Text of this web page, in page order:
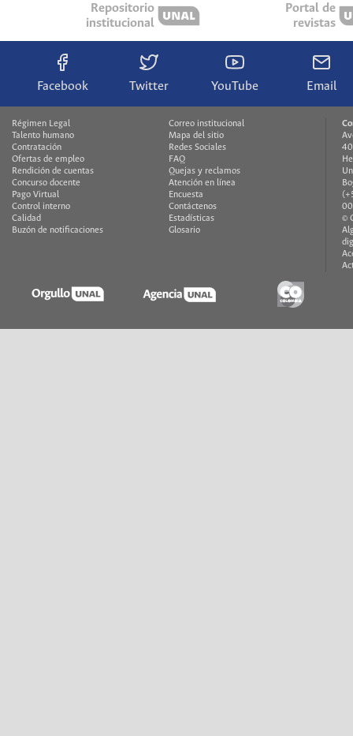
Repositorio
institucional
Portal de
revistas
Facebook Twitter YouTube Email
Régimen Legal
Talento humano
Contratación
Ofertas de empleo
Rendición de cuentas
Concurso docente
Pago Virtual
Control interno
Calidad
Buzón de notificaciones
Correo institucional
Mapa del sitio
Redes Sociales
FAQ
Quejas y reclamos
Atención en línea
Encuesta
Contáctenos
Estadísticas
Glosario
©